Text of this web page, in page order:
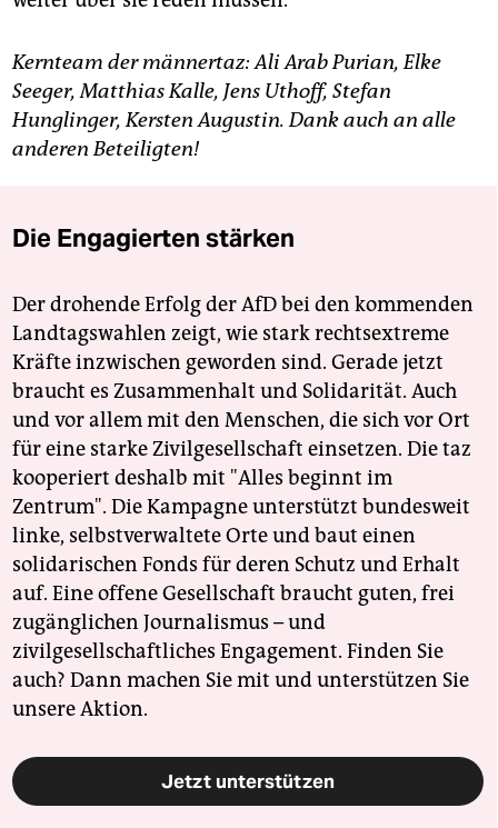
Kernteam der männertaz: Ali Arab Purian, Elke
Seeger, Matthias Kalle, Jens Uthoff, Stefan
Hunglinger, Kersten Augustin. Dank auch an alle
anderen Beteiligten!
Die Engagierten stärken
Der drohende Erfolg der AfD bei den kommenden
Landtagswahlen zeigt, wie stark rechtsextreme
Kräfte inzwischen geworden sind. Gerade jetzt
braucht es Zusammenhalt und Solidarität. Auch
und vor allem mit den Menschen, die sich vor Ort
für eine starke Zivilgesellschaft einsetzen. Die taz
kooperiert deshalb mit "Alles beginnt im
Zentrum". Die Kampagne unterstützt bundesweit
linke, selbstverwaltete Orte und baut einen
solidarischen Fonds für deren Schutz und Erhalt
auf. Eine offene Gesellschaft braucht guten, frei
zugänglichen Journalismus – und
zivilgesellschaftliches Engagement. Finden Sie
auch? Dann machen Sie mit und unterstützen Sie
unsere Aktion.
Jetzt unterstützen